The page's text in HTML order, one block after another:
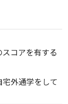
コアを有する
外通学をして